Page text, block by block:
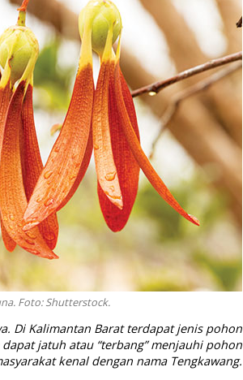
Foto: Shutterstock.
Di Kalimantan Barat terdapat jenis pohon
dapat jatuh atau “terbang” menjauhi pohon
kenal dengan nama Tengkawang.